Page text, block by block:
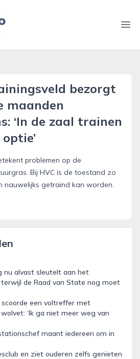
bezorgt
maanden
‘In de zaal trainen
problemen op de
Bij HVC is de toestand zo
nauwelijks getraind kan worden.
nu alvast sleutelt aan het
de Raad van State nog moet
een voltreffer met
‘Ik ga niet meer weg van
maant iedereen om in
en ziet ouderen zelfs genieten